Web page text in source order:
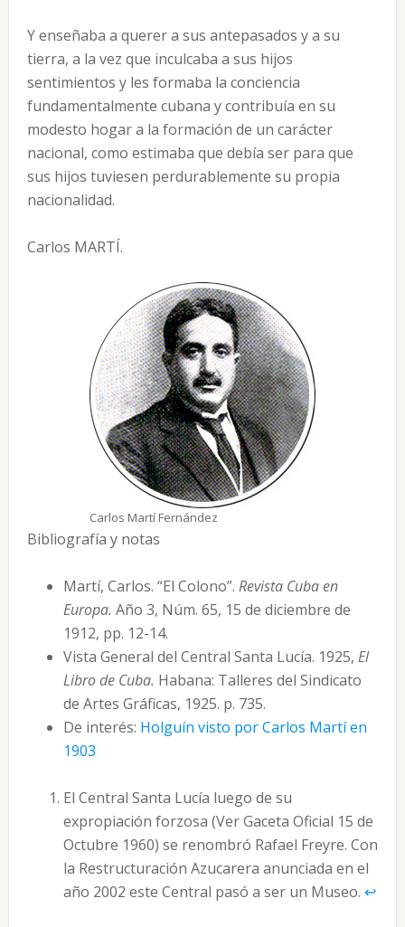
Y enseñaba a querer a sus antepasados y a su
tierra, a la vez que inculcaba a sus hijos
sentimientos y les formaba la conciencia
fundamentalmente cubana y contribuía en su
modesto hogar a la formación de un carácter
nacional, como estimaba que debía ser para que
sus hijos tuviesen perdurablemente su propia
nacionalidad.
Carlos MARTÍ.
Carlos Martí Fernández
Bibliografía y notas
Martí, Carlos. “El Colono”. Revista Cuba en
Europa. Año 3, Núm. 65, 15 de diciembre de
1912, pp. 12-14.
Vista General del Central Santa Lucía. 1925, El
Libro de Cuba. Habana: Talleres del Sindicato
de Artes Gráficas, 1925. p. 735.
De interés: Holguín visto por Carlos Martí en
1903
El Central Santa Lucía luego de su
expropiación forzosa (Ver Gaceta Oficial 15 de
Octubre 1960) se renombró Rafael Freyre. Con
la Restructuración Azucarera anunciada en el
año 2002 este Central pasó a ser un Museo. ↩︎